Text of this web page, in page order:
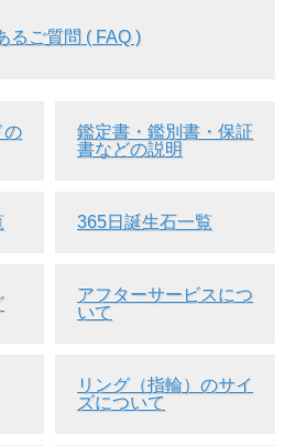
るご質問 ( FAQ )
の
鑑定書・鑑別書・保証
書などの説明
365日誕生石一覧
アフターサービスにつ
いて
リング（指輪）のサイ
ズについて